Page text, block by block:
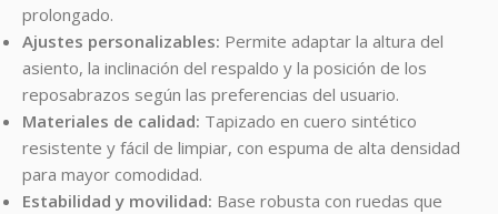
prolongado.
Ajustes personalizables: Permite adaptar la altura del
asiento, la inclinación del respaldo y la posición de los
reposabrazos según las preferencias del usuario.
Materiales de calidad: Tapizado en cuero sintético
resistente y fácil de limpiar, con espuma de alta densidad
para mayor comodidad.
Estabilidad y movilidad: Base robusta con ruedas que